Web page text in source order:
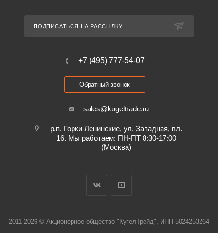
ПОДПИСАТЬСЯ НА РАССЫЛКУ
+7 (495) 777-54-07
Обратный звонок
sales@kugeltrade.ru
р.п. Горки Ленинские, ул. Западная, вл.
16. Мы работаем: ПН-ПТ 8:30-17:00
(Москва)
2011-2026 © Акционерное общество "КугелТрейд", ИНН 5024253264